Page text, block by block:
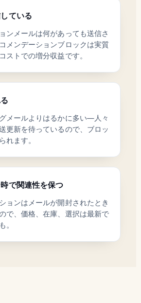
ている
ンメールは何があっても送信さ
メンデーションブロックは実質
ストでの増分収益です。
メールよりはるかに多い—人々
更新を待っているので、ブロッ
れます。
で関連性を保つ
ョンはメールが開封されたとき
で、価格、在庫、選択は最新で
。